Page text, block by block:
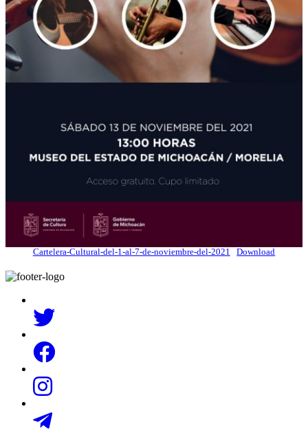
Cartelera-Cultural-del-1-al-7-de-noviembre-del-2021 Download